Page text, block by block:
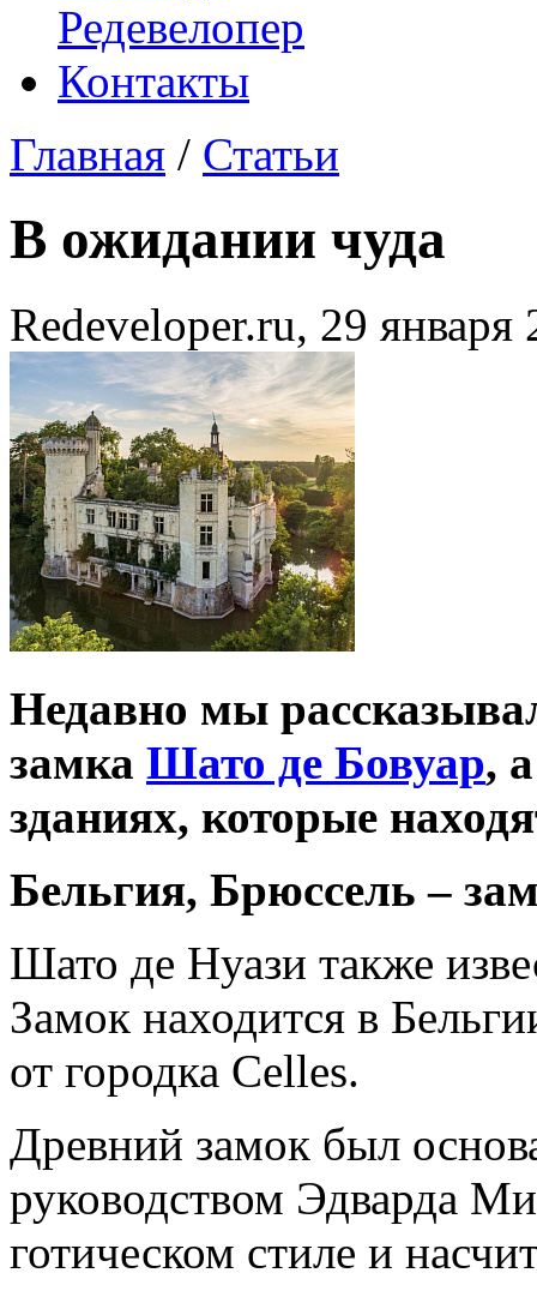
Редевелопер
Контакты
Главная / Статьи
В ожидании чуда
Redeveloper.ru, 29 января
Недавно мы
замка Шато де Бовуар,
зданиях, которые
Бельгия, Брюссель –
Шато де Нуази также
Замок находится в
от городка Celles.
Древний замок был
руководством Эдварда
готическом стиле и